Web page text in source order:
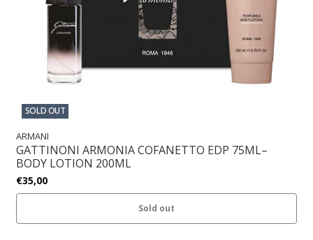
SOLD OUT
ARMANI
GATTINONI ARMONIA COFANETTO EDP 75ML–
BODY LOTION 200ML
€35,00
Sold out